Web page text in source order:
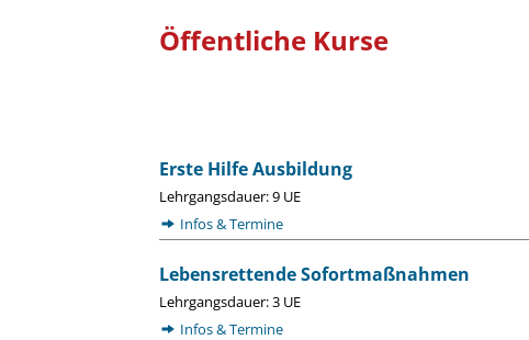
Öffentliche Kurse
Erste Hilfe Ausbildung
Lehrgangsdauer: 9 UE
Infos & Termine
Lebensrettende Sofortmaßnahmen
Lehrgangsdauer: 3 UE
Infos & Termine